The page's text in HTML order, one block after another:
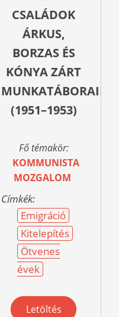
CSALÁDOK
ÁRKUS,
BORZAS ÉS
KÓNYA ZÁRT
(1951–1953)
Fő témakör:
KOMMUNISTA
MOZGALOM
Címkék:
Emigráció
Kitelepítés
Ötvenes
évek
Letöltés